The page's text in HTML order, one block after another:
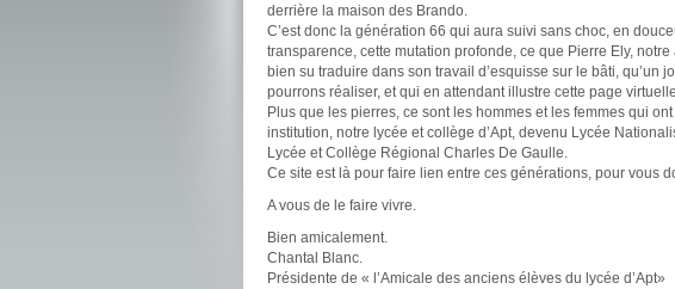
derrière la maison des Brando.
C’est donc la génération 66 qui aura suivi sans choc, en
transparence, cette mutation profonde, ce que Pierre Ely, notre
bien su traduire dans son travail d’esquisse sur le bâti, qu’un
pourrons réaliser, et qui en attendant illustre cette page
Plus que les pierres, ce sont les hommes et les femmes qui
institution, notre lycée et collège d’Apt, devenu Lycée
Lycée et Collège Régional Charles De Gaulle.
Ce site est là pour faire lien entre ces générations, pour vous
A vous de le faire vivre.
Bien amicalement.
Chantal Blanc.
Présidente de « l’Amicale des anciens élèves du lycée d’Apt»